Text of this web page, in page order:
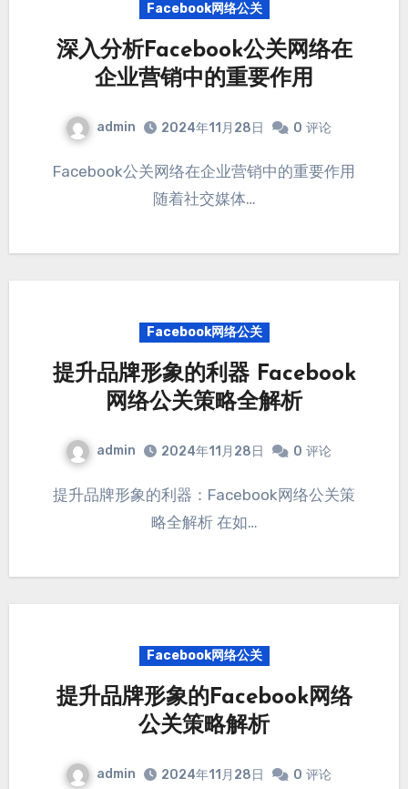
Facebook网络公关
深入分析Facebook公关网络在
企业营销中的重要作用
admin 2024年11月28日 0 评论
Facebook公关网络在企业营销中的重要作用
随着社交媒体…
Facebook网络公关
提升品牌形象的利器 Facebook
网络公关策略全解析
admin 2024年11月28日 0 评论
提升品牌形象的利器：Facebook网络公关策
略全解析 在如…
Facebook网络公关
提升品牌形象的Facebook网络
公关策略解析
admin 2024年11月28日 0 评论